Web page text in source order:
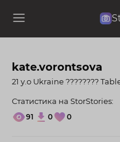
kate.vorontsova
21 y.o Ukraine ????????
Статистика на StorStories:
91 0 0